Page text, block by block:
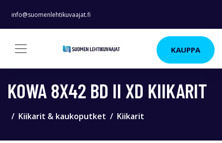
info@suomenlehtikuvaajat.fi
KAUPPA
KOWA 8X42 BD II XD KIIKARIT
Kiikarit & kaukoputket Kiikarit